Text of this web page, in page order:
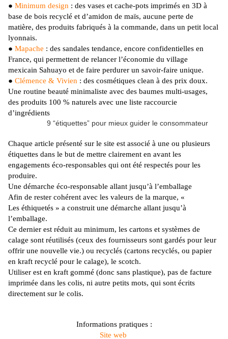
● Minimum design : des vases et cache-pots imprimés en 3D à
base de bois recyclé et d’amidon de maïs, aucune perte de
matière, des produits fabriqués à la commande, dans un petit local
lyonnais.
● Mapache : des sandales tendance, encore confidentielles en
France, qui permettent de relancer l’économie du village
mexicain Sahuayo et de faire perdurer un savoir-faire unique.
● Clémence & Vivien : des cosmétiques clean à des prix doux.
Une routine beauté minimaliste avec des baumes multi-usages,
des produits 100 % naturels avec une liste raccourcie
d’ingrédients
9 “étiquettes” pour mieux guider le consommateur
Chaque article présenté sur le site est associé à une ou plusieurs
étiquettes dans le but de mettre clairement en avant les
engagements éco-responsables qui ont été respectés pour les
produire.
Une démarche éco-responsable allant jusqu’à l’emballage
Afin de rester cohérent avec les valeurs de la marque, «
Les éthiquetés » a construit une démarche allant jusqu’à
l’emballage.
Ce dernier est réduit au minimum, les cartons et systèmes de
calage sont réutilisés (ceux des fournisseurs sont gardés pour leur
offrir une nouvelle vie.) ou recyclés (cartons recyclés, ou papier
en kraft recyclé pour le calage), le scotch.
Utiliser est en kraft gommé (donc sans plastique), pas de facture
imprimée dans les colis, ni autre petits mots, qui sont écrits
directement sur le colis.
Informations pratiques :
Site web